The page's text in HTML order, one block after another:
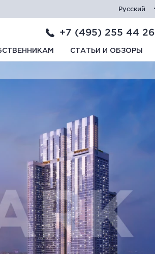
Русский
+7 (495) 255 44 26
СТАТЬИ И ОБЗОРЫ